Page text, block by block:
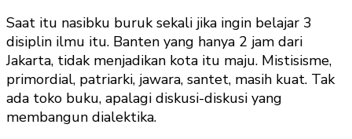
Saat itu nasibku buruk sekali jika ingin belajar 3
disiplin ilmu itu. Banten yang hanya 2 jam dari
Jakarta, tidak menjadikan kota itu maju. Mistisisme,
primordial, patriarki, jawara, santet, masih kuat. Tak
ada toko buku, apalagi diskusi-diskusi yang
membangun dialektika.